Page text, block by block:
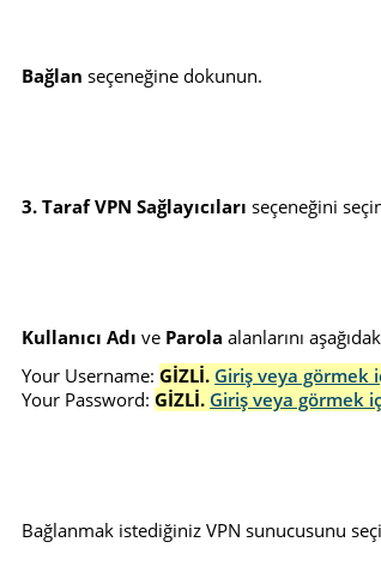
Bağlan seçeneğine dokunun.
3. Taraf VPN Sağlayıcıları seçeneğini
Kullanıcı Adı ve Parola alanlarını
Your Username:GİZLİ. Giriş veya görmek
Your Password:GİZLİ. Giriş veya görmek
Bağlanmak istediğiniz VPN sunucusunu